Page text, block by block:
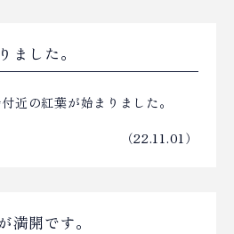
ました。
近の紅葉が始まりました。
（22.11.01）
満開です。